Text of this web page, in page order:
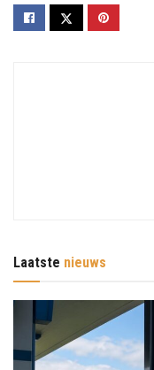
Laatste nieuws